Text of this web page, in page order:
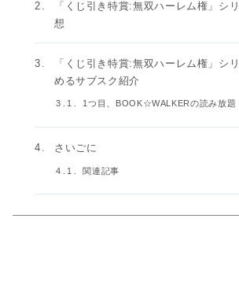
「くじ引き特賞:無双ハーレム権」シ
想
「くじ引き特賞:無双ハーレム権」シ
めるサブスク紹介
1つ目、BOOK☆WALKERの読み放題
さいごに
関連記事